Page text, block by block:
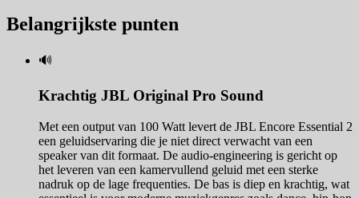
Belangrijkste punten
🔊
Krachtig JBL Original Pro Sound
Met een output van 100 Watt levert de JBL Encore Essential 2
een geluidservaring die je niet direct verwacht van een
speaker van dit formaat. De audio-engineering is gericht op
het leveren van een kamervullend geluid met een sterke
nadruk op de lage frequenties. De bas is diep en krachtig, wat